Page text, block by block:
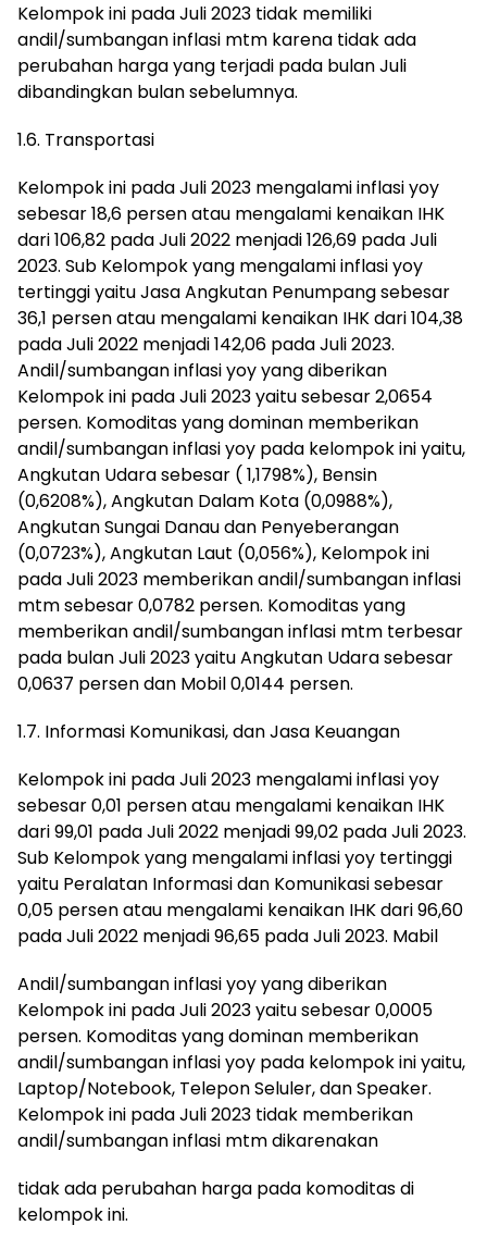
Kelompok ini pada Juli 2023 tidak memiliki
andil/sumbangan inflasi mtm karena tidak ada
perubahan harga yang terjadi pada bulan Juli
dibandingkan bulan sebelumnya.
1.6. Transportasi
Kelompok ini pada Juli 2023 mengalami inflasi yoy
sebesar 18,6 persen atau mengalami kenaikan IHK
dari 106,82 pada Juli 2022 menjadi 126,69 pada Juli
2023. Sub Kelompok yang mengalami inflasi yoy
tertinggi yaitu Jasa Angkutan Penumpang sebesar
36,1 persen atau mengalami kenaikan IHK dari 104,38
pada Juli 2022 menjadi 142,06 pada Juli 2023.
Andil/sumbangan inflasi yoy yang diberikan
Kelompok ini pada Juli 2023 yaitu sebesar 2,0654
persen. Komoditas yang dominan memberikan
andil/sumbangan inflasi yoy pada kelompok ini yaitu,
Angkutan Udara sebesar ( 1,1798%), Bensin
(0,6208%), Angkutan Dalam Kota (0,0988%),
Angkutan Sungai Danau dan Penyeberangan
(0,0723%), Angkutan Laut (0,056%), Kelompok ini
pada Juli 2023 memberikan andil/sumbangan inflasi
mtm sebesar 0,0782 persen. Komoditas yang
memberikan andil/sumbangan inflasi mtm terbesar
pada bulan Juli 2023 yaitu Angkutan Udara sebesar
0,0637 persen dan Mobil 0,0144 persen.
1.7. Informasi Komunikasi, dan Jasa Keuangan
Kelompok ini pada Juli 2023 mengalami inflasi yoy
sebesar 0,01 persen atau mengalami kenaikan IHK
dari 99,01 pada Juli 2022 menjadi 99,02 pada Juli 2023.
Sub Kelompok yang mengalami inflasi yoy tertinggi
yaitu Peralatan Informasi dan Komunikasi sebesar
0,05 persen atau mengalami kenaikan IHK dari 96,60
pada Juli 2022 menjadi 96,65 pada Juli 2023. Mabil
Andil/sumbangan inflasi yoy yang diberikan
Kelompok ini pada Juli 2023 yaitu sebesar 0,0005
persen. Komoditas yang dominan memberikan
andil/sumbangan inflasi yoy pada kelompok ini yaitu,
Laptop/Notebook, Telepon Seluler, dan Speaker.
Kelompok ini pada Juli 2023 tidak memberikan
andil/sumbangan inflasi mtm dikarenakan
tidak ada perubahan harga pada komoditas di
kelompok ini.